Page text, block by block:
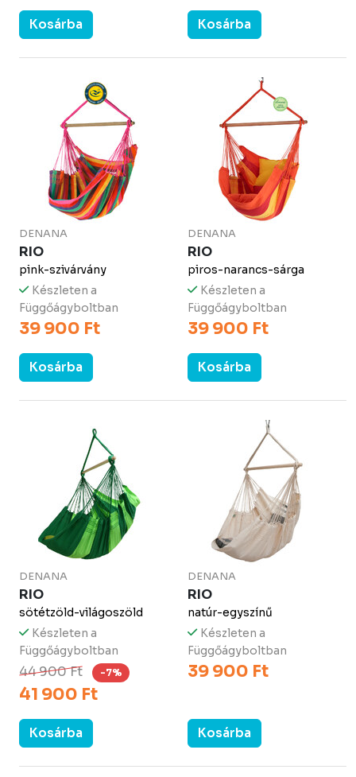
Kosárba Kosárba
DENANA
RIO
pink-szivárvány
Készleten a
Függőágyboltban
39 900 Ft
Kosárba
DENANA
RIO
piros-narancs-sárga
Készleten a
Függőágyboltban
39 900 Ft
Kosárba
DENANA
RIO
sötétzöld-világoszöld
Készleten a
Függőágyboltban
44 900 Ft -7%
41 900 Ft
Kosárba
DENANA
RIO
natúr-egyszínű
Készleten a
Függőágyboltban
39 900 Ft
Kosárba